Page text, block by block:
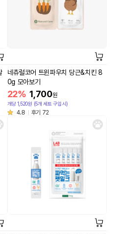
네츄럴코어 트윈파우치 당근&치킨 8
0g 모아보기
22% 1,700원
개당 1,520원 (5개 세트 구입시)
4.8 후기 72